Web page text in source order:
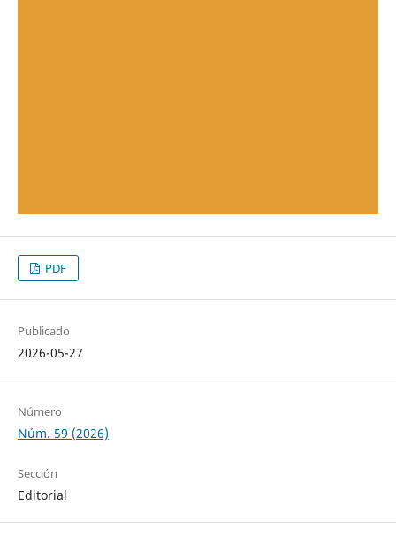
PDF
Publicado
2026-05-27
Número
Núm. 59 (2026)
Sección
Editorial